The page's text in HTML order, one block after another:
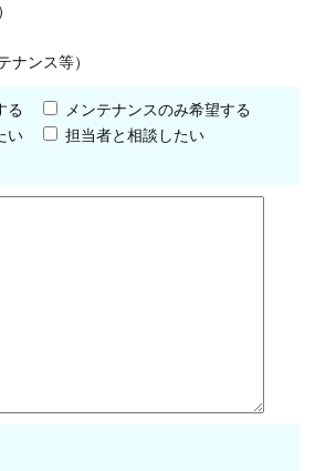
ナンス等）
る
メンテナンスのみ希望する
い
担当者と相談したい